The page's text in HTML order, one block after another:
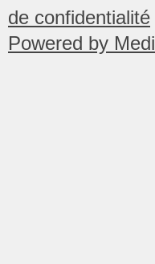
de confidentialité
Powered by